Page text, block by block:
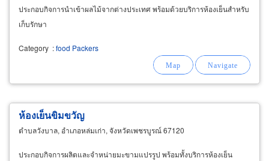
ประกอบกิจการนำเข้าผลไม้จากต่างประเทศ พร้อมด้วยบริการห้องเย็นสำหรับ
เก็บรักษา
Category :food Packers
ห้องเย็นขิมขวัญ
ตำบลวังบาล, อำเภอหล่มเก่า, จังหวัดเพชรบูรณ์ 67120
ประกอบกิจการผลิตและจำหน่ายมะขามแปรรูป พร้อมทั้งบริการห้องเย็น